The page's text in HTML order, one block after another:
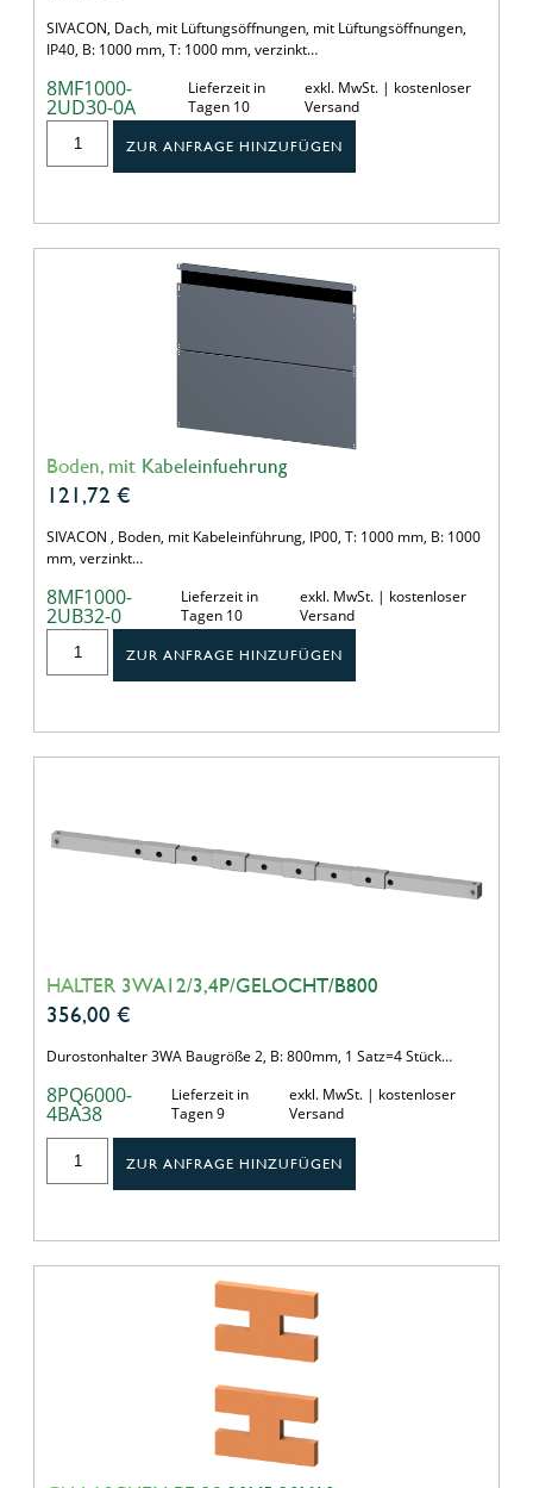
SIVACON, Dach, mit Lüftungsöffnungen, mit Lüftungsöffnungen,
IP40, B: 1000 mm, T: 1000 mm, verzinkt…
8MF1000-
2UD30-0A
Lieferzeit in
Tagen 10
exkl. MwSt. | kostenloser
Versand
ZUR ANFRAGE HINZUFÜGEN
Boden, mit Kabeleinfuehrung
121,72 €
SIVACON , Boden, mit Kabeleinführung, IP00, T: 1000 mm, B: 1000
mm, verzinkt…
8MF1000-
2UB32-0
Lieferzeit in
Tagen 10
exkl. MwSt. | kostenloser
Versand
ZUR ANFRAGE HINZUFÜGEN
HALTER 3WA12/3,4P/GELOCHT/B800
356,00 €
Durostonhalter 3WA Baugröße 2, B: 800mm, 1 Satz=4 Stück…
8PQ6000-
4BA38
Lieferzeit in
Tagen 9
exkl. MwSt. | kostenloser
Versand
ZUR ANFRAGE HINZUFÜGEN